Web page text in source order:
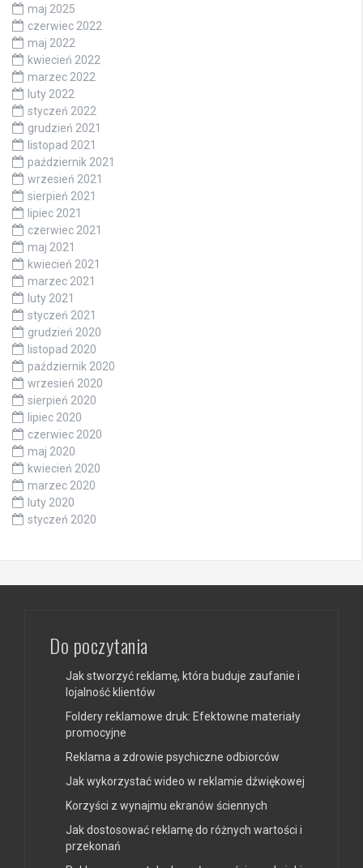
maj 2025
czerwiec 2022
maj 2022
kwiecień 2022
marzec 2022
luty 2022
styczeń 2022
grudzień 2021
listopad 2021
październik 2021
wrzesień 2021
sierpień 2021
lipiec 2021
czerwiec 2021
maj 2021
kwiecień 2021
marzec 2021
luty 2021
styczeń 2021
grudzień 2020
listopad 2020
październik 2020
wrzesień 2020
sierpień 2020
lipiec 2020
czerwiec 2020
maj 2020
kwiecień 2020
marzec 2020
luty 2020
styczeń 2020
Do poczytania
Jak stworzyć reklamę, która buduje zaufanie i
lojalność klientów
Foldery reklamowe druk: Efektowne materiały
promocyjne
Reklama a zdrowie psychiczne odbiorców
Jak wykorzystać wideo w reklamie dźwiękowej
Korzyści z wynajmu ekranów ściennych
Jak dostosować reklamę do różnych wartości i
przekonań